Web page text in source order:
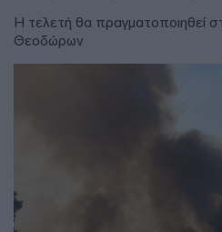
Η τελετή θα πραγματοποιηθεί
Θεοδώρων